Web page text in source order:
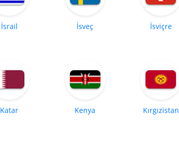
İsrail İsveç İsviçre
Katar Kenya Kırgızistan